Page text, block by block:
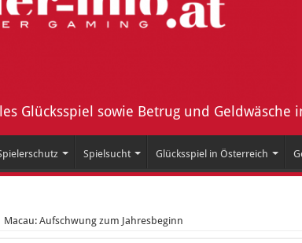
Glücksspiel sowie Betrug und Geldwäsche
Spielsucht Glücksspiel in Österreich
Macau: Aufschwung zum Jahresbeginn